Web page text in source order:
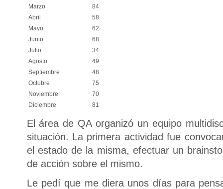
Marzo
84
Abril
58
Mayo
62
Junio
68
Julio
34
Agosto
49
Septiembre
48
Octubre
75
Noviembre
70
Diciembre
81
El área de QA organizó un equipo
situación. La primera actividad fue
el estado de la misma, efectuar un
de acción sobre el mismo.
Le pedí que me diera unos días para